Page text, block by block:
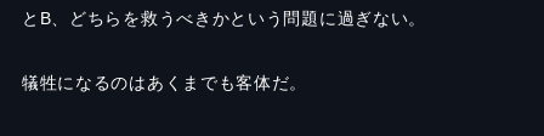
とB、どちらを救うべきかという問題に過ぎない。
犠牲になるのはあくまでも客体だ。